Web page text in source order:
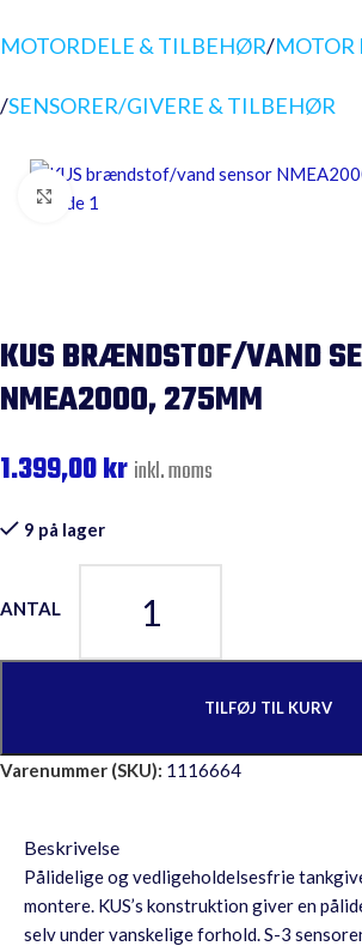
MOTORDELE & TILBEHØR/MOTOR
/SENSORER/GIVERE & TILBEHØR
Forstør billedet
KUS BRÆNDSTOF/VAND
NMEA2000, 275MM
1.399,00kr inkl. moms
9 på lager
TILFØJ TIL KURV
Varenummer (SKU): 1116664
Beskrivelse
Pålidelige og vedligeholdelsesfrie
montere. KUS’s konstruktion giver en
selv under vanskelige forhold. S-3